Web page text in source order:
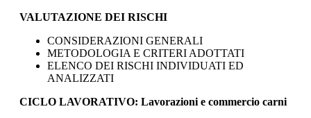
VALUTAZIONE DEI RISCHI
CONSIDERAZIONI GENERALI
METODOLOGIA E CRITERI ADOTTATI
ELENCO DEI RISCHI INDIVIDUATI ED
ANALIZZATI
CICLO LAVORATIVO: Lavorazioni e commercio carni